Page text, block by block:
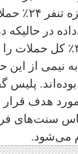
این حملات ۳۳٪ کل
نیمی از این
پلیس
هدف قرار
سنت‌های
می‌شود.